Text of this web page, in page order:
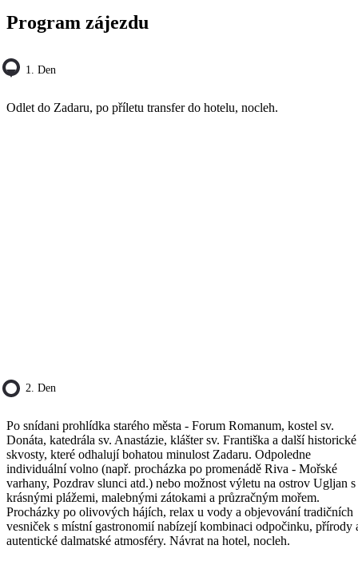
Program zájezdu
1. Den
Odlet do Zadaru, po příletu transfer do hotelu, nocleh.
2. Den
Po snídani prohlídka starého města - Forum Romanum, kostel sv.
Donáta, katedrála sv. Anastázie, klášter sv. Františka a další historické
skvosty, které odhalují bohatou minulost Zadaru. Odpoledne
individuální volno (např. procházka po promenádě Riva - Mořské
varhany, Pozdrav slunci atd.) nebo možnost výletu na ostrov Ugljan s
krásnými plážemi, malebnými zátokami a průzračným mořem.
Procházky po olivových hájích, relax u vody a objevování tradičních
vesniček s místní gastronomií nabízejí kombinaci odpočinku, přírody
autentické dalmatské atmosféry. Návrat na hotel, nocleh.